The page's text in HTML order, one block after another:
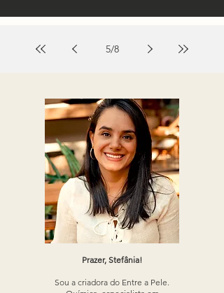
5/8
Prazer, Stefânia!
Sou a criadora do Entre a Pele.